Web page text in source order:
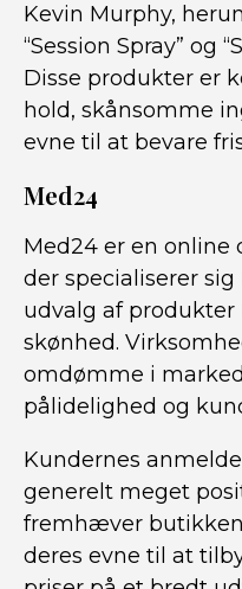
Kevin Murphy,
“Session Spray” og
Disse produkter er
hold, skånsomme
evne til at bevare
Med24
Med24 er en online
der specialiserer
udvalg af produkter
skønhed.
omdømme i
pålidelighed og
Kundernes
generelt meget
fremhæver
deres evne til at